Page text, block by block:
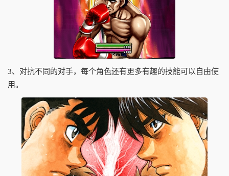
3、对抗不同的对手，每个角色还有更多有趣的技能可以自由使
用。